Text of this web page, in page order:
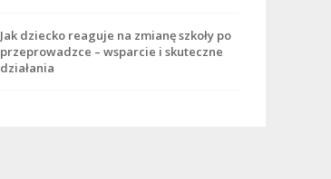
Jak dziecko reaguje na zmianę szkoły po
przeprowadzce – wsparcie i skuteczne
działania